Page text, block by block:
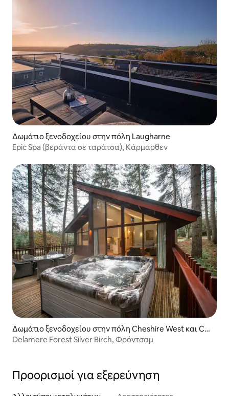
Δωμάτιο ξενοδοχείου στην πόλη Laugharne
Epic Spa (βεράντα σε ταράτσα), Κάρμαρθεν
Δωμάτιο ξενοδοχείου στην πόλη Cheshire West και Ch
ester
Delamere Forest Silver Birch, Φρόντσαμ
Προορισμοί για εξερεύνηση